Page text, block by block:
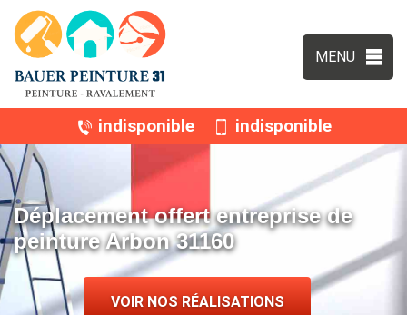
MENU
indisponible indisponible
Déplacement offert entreprise de
peinture Arbon 31160
VOIR NOS RÉALISATIONS